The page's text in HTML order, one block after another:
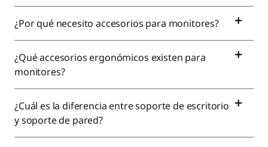
¿Por qué necesito accesorios para monitores?
¿Qué accesorios ergonómicos existen para
monitores?
¿Cuál es la diferencia entre soporte de escritorio
y soporte de pared?